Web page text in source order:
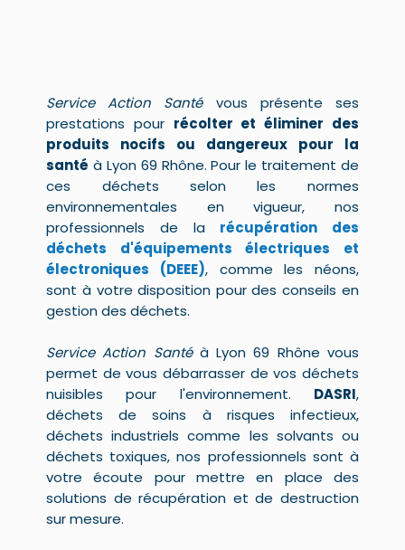
Service Action Santévous présente ses
prestations pour récolter et éliminer des
produits nocifs ou dangereux pour la
santé à Lyon 69 Rhône. Pour le traitement de
ces déchets selon les normes
environnementales en vigueur, nos
professionnels de la récupération des
déchets d'équipements électriques et
électroniques (DEEE), comme les néons,
sont à votre disposition pour des conseils en
gestion des déchets.
Service Action Santéà Lyon 69 Rhône vous
permet de vous débarrasser de vos déchets
nuisibles pour l'environnement. DASRI,
déchets de soins à risques infectieux,
déchets industriels comme les solvants ou
déchets toxiques, nos professionnels sont à
votre écoute pour mettre en place des
solutions de récupération et de destruction
sur mesure.